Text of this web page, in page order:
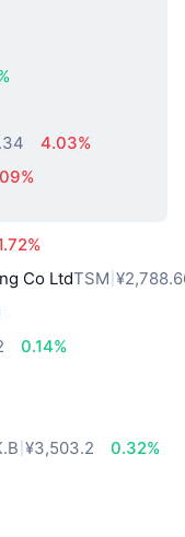
4.03%
Co LtdTSM
0.14%
¥3,503.2
0.32%